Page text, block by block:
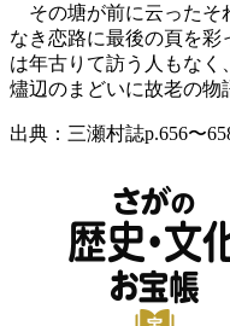
その塘が前に云ったそ
なき恋路に最後の頁を彩
は年古りて訪う人もな
燼辺のまどいに故老の物
出典：三瀬村誌p.656〜